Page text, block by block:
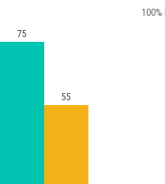
100%
75
55